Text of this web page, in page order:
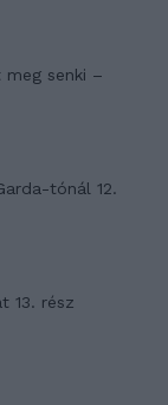
meg senki –
tónál 12.
13. rész